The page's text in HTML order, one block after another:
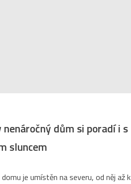
nenáročný dům si poradí i s
sluncem
je umístěn na severu, od něj až k